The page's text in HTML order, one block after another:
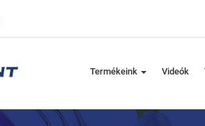
Termékeink Videók